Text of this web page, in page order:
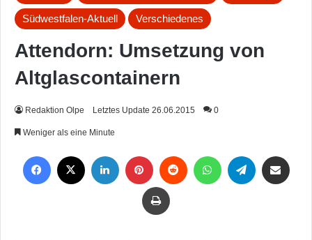
Südwestfalen-Aktuell Verschiedenes
Attendorn: Umsetzung von
Altglascontainern
Redaktion Olpe Letztes Update 26.06.2015 0
Weniger als eine Minute
Drucken